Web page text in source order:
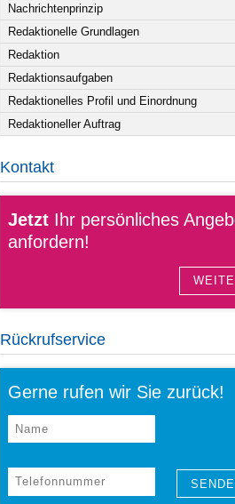
Nachrichtenprinzip
Redaktionelle Grundlagen
Redaktion
Redaktionsaufgaben
Redaktionelles Profil und Einordnung
Redaktioneller Auftrag
Kontakt
Jetzt Ihr persönliches
anfordern!
Rückrufservice
Gerne rufen wir Sie zurück!